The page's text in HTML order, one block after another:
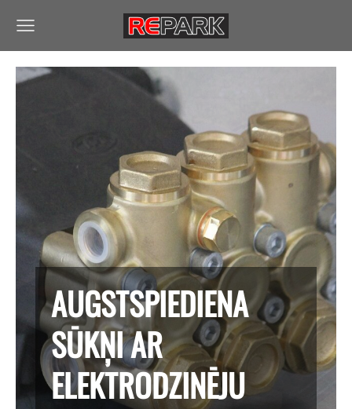
AUGSTSPIEDIENA
SŪKŅI AR
ELEKTRODZINĒJU